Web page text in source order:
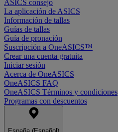
ASICS consejo
La aplicación de ASICS
Información de tallas
Guías de tallas
Guía de pronación
Suscripción a OneASICS™
Crear una cuenta gratuita
Iniciar sesión
Acerca de OneASICS
OneASICS FAQ
OneASICS Términos y condiciones
Programas con descuentos